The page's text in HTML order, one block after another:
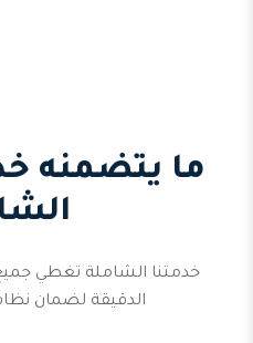
ما يتضمنه
خدمتنا الشاملة تغطي
الدقيقة لضمان